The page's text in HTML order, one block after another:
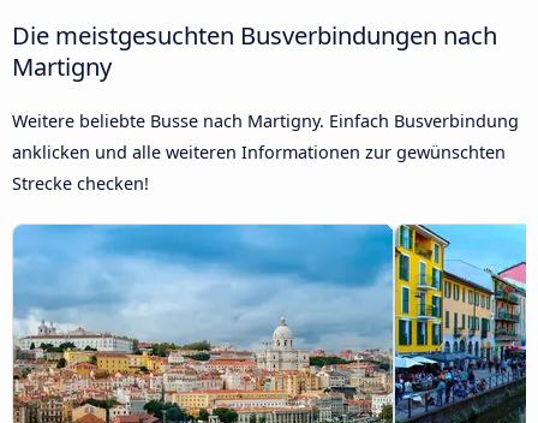
Die meistgesuchten Busverbindungen nach
Martigny
Weitere beliebte Busse nach Martigny. Einfach Busverbindung
anklicken und alle weiteren Informationen zur gewünschten
Strecke checken!